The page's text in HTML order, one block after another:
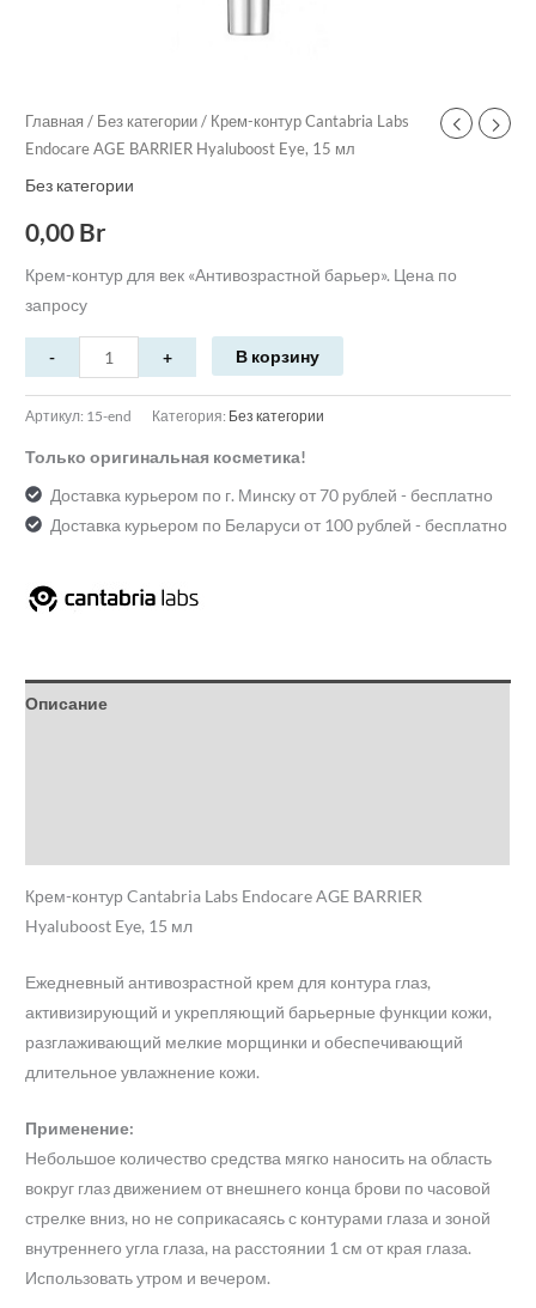
Главная / Без категории / Крем-контур Cantabria Labs
Endocare AGE BARRIER Hyaluboost Eye, 15 мл
Без категории
0,00 Br
Крем-контур для век «Антивозрастной барьер». Цена по
запросу
В корзину
Артикул: 15-end Категория: Без категории
Только оригинальная косметика!
Доставка курьером по г. Минску от 70 рублей - бесплатно
Доставка курьером по Беларуси от 100 рублей - бесплатно
Описание
Крем-контур Cantabria Labs Endocare AGE BARRIER
Hyaluboost Eye, 15 мл
Ежедневный антивозрастной крем для контура глаз,
активизирующий и укрепляющий барьерные функции кожи,
разглаживающий мелкие морщинки и обеспечивающий
длительное увлажнение кожи.
Применение:
Небольшое количество средства мягко наносить на область
вокруг глаз движением от внешнего конца брови по часовой
стрелке вниз, но не соприкасаясь с контурами глаза и зоной
внутреннего угла глаза, на расстоянии 1 см от края глаза.
Использовать утром и вечером.